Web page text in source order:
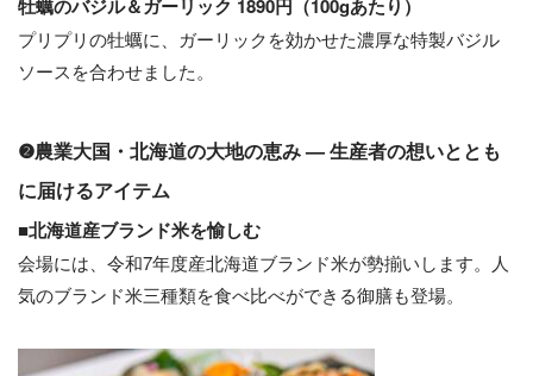
牡蠣のバジル＆ガーリック 1890円（100gあたり）
プリプリの牡蠣に、ガーリックを効かせた濃厚な特製バジル
ソースを合わせました。
❷農業大国・北海道の大地の恵み — 生産者の想いととも
に届けるアイテム
■北海道産ブランド米を愉しむ
会場には、令和7年度産北海道ブランド米が勢揃いします。人
気のブランド米三種類を食べ比べができる御膳も登場。